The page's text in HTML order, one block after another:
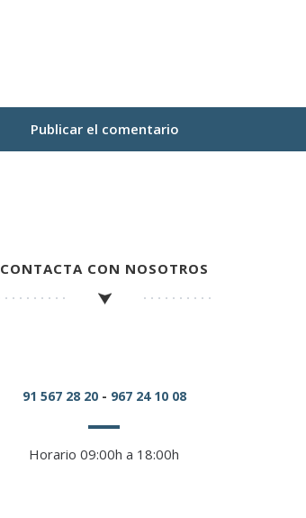
CONTACTA CON NOSOTROS
91 567 28 20- 967 24 10 08
Horario 09:00h a 18:00h